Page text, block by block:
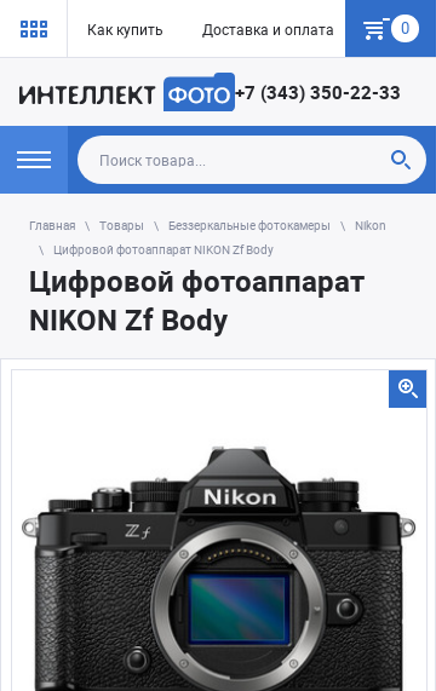
Как купить Доставка и оплата Гарантия
0
+7 (343) 350-22-33
Главная Товары Беззеркальные фотокамеры
Nikon
Цифровой фотоаппарат NIKON Zf Body
Цифровой фотоаппарат
NIKON Zf Body